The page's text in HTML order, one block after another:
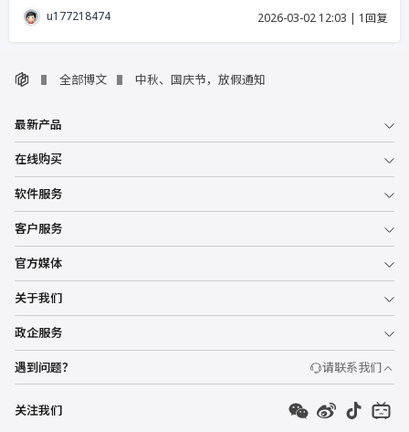
u17721847423986 2026-03-02 12:03 | 1回复
全部博文 中秋、国庆节，放假通知
最新产品
在线购买
软件服务
客户服务
官方媒体
关于我们
政企服务
遇到问题？ 请联系我们
关注我们